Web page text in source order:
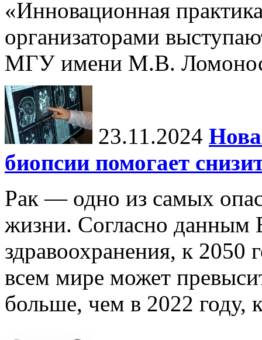
«Инновационная
организаторами
МГУ имени М.В.
23.11.2024
биопсии помогает
Рак — одно из самых
жизни. Согласно данным
здравоохранения, к 2050
всем мире может
больше, чем в 2022 году,